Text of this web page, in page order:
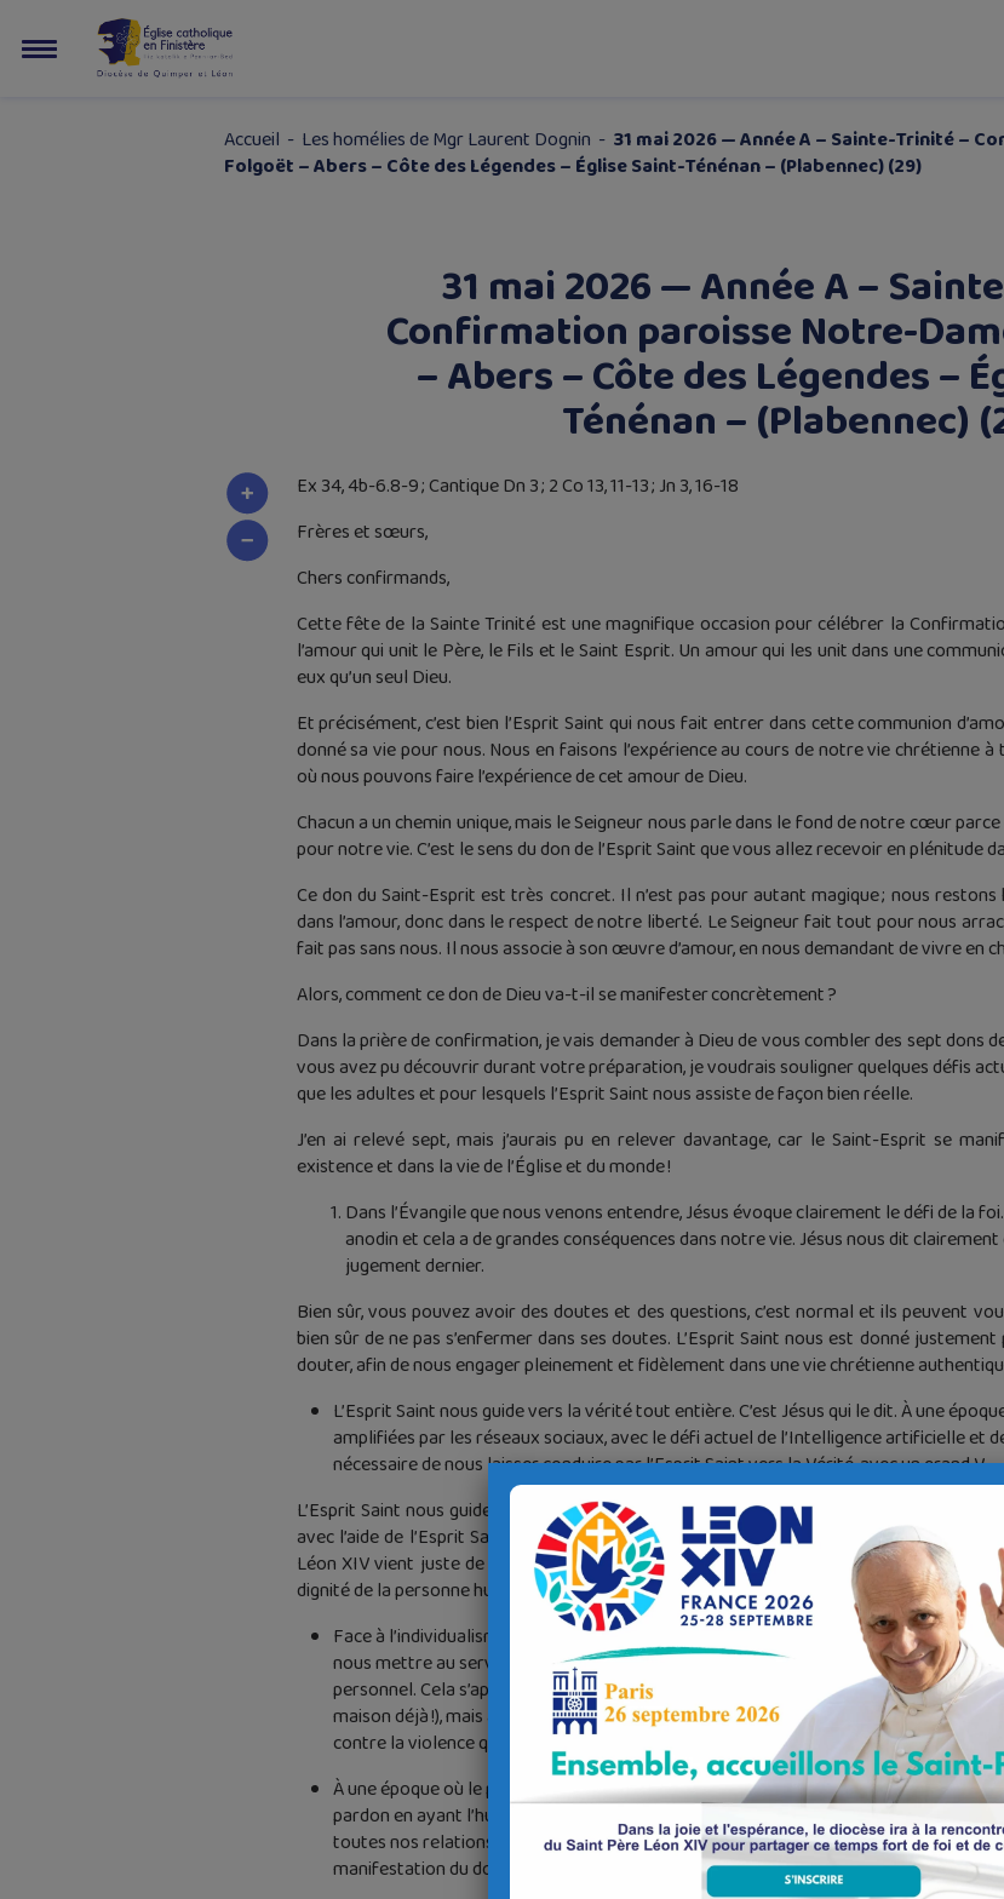
Accueil - Les homélies de Mgr Laurent Dognin - 31 mai 2026 — Année A – Sainte-Trinité –
Folgoët – Abers – Côte des Légendes – Église Saint-Ténénan – (Plabennec) (29)
31 mai 2026 — Année A –
Confirmation paroisse Notre-
– Abers – Côte des Légendes –
Ténénan – (Plabennec)
Ex 34, 4b-6.8-9 ; Cantique Dn 3 ; 2 Co 13, 11-13 ; Jn 3, 16-18
Frères et sœurs,
Chers confirmands,
Cette fête de la Sainte Trinité est une magnifique occasion pour célébrer la
l’amour qui unit le Père, le Fils et le Saint Esprit. Un amour qui les unit dans une
eux qu’un seul Dieu.
Et précisément, c’est bien l’Esprit Saint qui nous fait entrer dans cette communion
donné sa vie pour nous. Nous en faisons l’expérience au cours de notre vie chrétienne
où nous pouvons faire l’expérience de cet amour de Dieu.
Chacun a un chemin unique, mais le Seigneur nous parle dans le fond de notre cœur
pour notre vie. C’est le sens du don de l’Esprit Saint que vous allez recevoir en plénitude
Ce don du Saint-Esprit est très concret. Il n’est pas pour autant magique ; nous
dans l’amour, donc dans le respect de notre liberté. Le Seigneur fait tout pour nous
fait pas sans nous. Il nous associe à son œuvre d’amour, en nous demandant de vivre en
Alors, comment ce don de Dieu va-t-il se manifester concrètement ?
Dans la prière de confirmation, je vais demander à Dieu de vous combler des sept dons
vous avez pu découvrir durant votre préparation, je voudrais souligner quelques défis
que les adultes et pour lesquels l’Esprit Saint nous assiste de façon bien réelle.
J’en ai relevé sept, mais j’aurais pu en relever davantage, car le Saint-Esprit se
existence et dans la vie de l’Église et du monde !
Dans l’Évangile que nous venons entendre, Jésus évoque clairement le défi de la
anodin et cela a de grandes conséquences dans notre vie. Jésus nous dit
jugement dernier.
Bien sûr, vous pouvez avoir des doutes et des questions, c’est normal et ils peuvent
bien sûr de ne pas s’enfermer dans ses doutes. L’Esprit Saint nous est donné
douter, afin de nous engager pleinement et fidèlement dans une vie chrétienne
L’Esprit Saint nous guide vers la vérité tout entière. C’est Jésus qui le dit. À une
amplifiées par les réseaux sociaux, avec le défi actuel de l’Intelligence artificielle et
nécessaire de nous laisser conduire par l’Esprit Saint vers la Vérité, avec un grand V.
L’Esprit Saint nous guide par la Parole de Dieu, mais également par les textes officiels
avec l’aide de l’Esprit Saint, ce qui est juste et vrai tout au long de l’histoire, pour
Léon XIV vient juste de promulguer une grande encyclique, Magnifica humanitas,(
dignité de la personne humaine. Nous aurons à la lire et même à la travailler avec
Face à l’individualisme qui s’est beaucoup développé, et nous ne sommes pas à
nous mettre au service des autres à la manière de Jésus, de nous engager pour le
personnel. Cela s’applique à tous les niveaux autant en nous mettant simplement au
maison déjà !), mais aussi de façon plus large en nous engageant dans l’Église et
contre la violence qui se développe actuellement un peu partout.
À une époque où le pardon paraît si difficile, même en famille, l’Esprit Saint nous
pardon en ayant l’humilité de demander pardon et le courage de pardonner, que ce
toutes nos relations amicales, ou même celles qui ne le sont pas. Sachons accueillir
manifestation du don de Dieu.